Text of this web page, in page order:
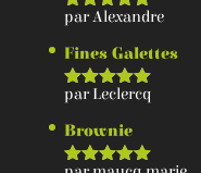
Note5
par Alexandre
Fines Galettes
Note5
par Leclercq
Brownie